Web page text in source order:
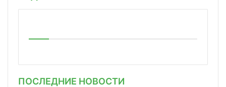
ПОСЛЕДНИЕ НОВОСТИ